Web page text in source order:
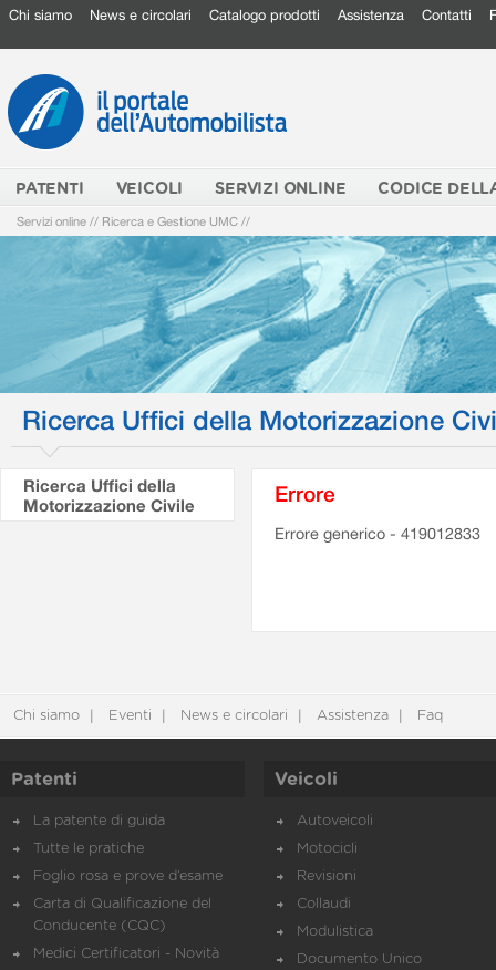
Chi siamo News e circolari Catalogo prodotti Assistenza Contatti
PATENTI VEICOLI SERVIZI ONLINE CODICE
Servizi online // Ricerca e Gestione UMC //
Ricerca Uffici della Motorizzazione
Ricerca Uffici della
Motorizzazione Civile
Errore
Errore generico - 419012833
Chi siamo Eventi News e circolari Assistenza Faq
Patenti
La patente di guida
Tutte le pratiche
Foglio rosa e prove d’esame
Carta di Qualificazione del
Conducente (CQC)
Medici Certificatori - Novità
Veicoli
Autoveicoli
Motocicli
Revisioni
Collaudi
Modulistica
Documento Unico